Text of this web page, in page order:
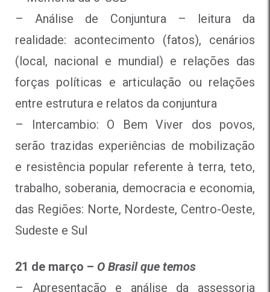
– Análise de Conjuntura – leitura da
realidade: acontecimento (fatos), cenários
(local, nacional e mundial) e relações das
forças políticas e articulação ou relações
entre estrutura e relatos da conjuntura
– Intercambio: O Bem Viver dos povos,
serão trazidas experiências de mobilização
e resistência popular referente à terra, teto,
trabalho, soberania, democracia e economia,
das Regiões: Norte, Nordeste, Centro-Oeste,
Sudeste e Sul
21 de março – O Brasil que temos
– Apresentação e análise da assessoria